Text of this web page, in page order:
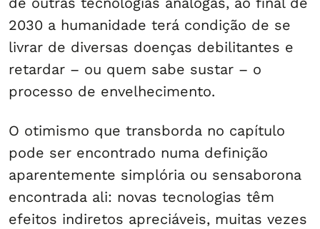
2030 a humanidade terá condição de se
livrar de diversas doenças debilitantes e
retardar – ou quem sabe sustar – o
processo de envelhecimento.
O otimismo que transborda no capítulo
pode ser encontrado numa definição
aparentemente simplória ou sensaborona
encontrada ali: novas tecnologias têm
efeitos indiretos apreciáveis, muitas vezes